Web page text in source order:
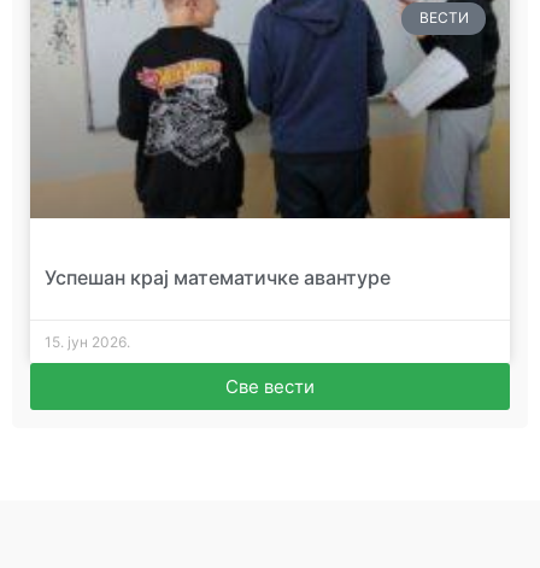
ВЕСТИ
Успешан крај математичке авантуре
15. јун 2026.
Све вести